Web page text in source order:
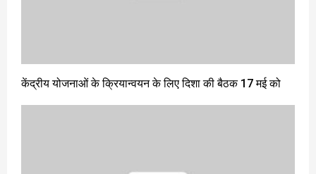
केंद्रीय योजनाओं के क्रियान्वयन के लिए दिशा की बैठक 17 मई को